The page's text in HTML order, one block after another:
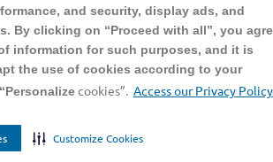
and security, display ads, and
By clicking on “Proceed with all”, you
information for such purposes, and it is
the use of cookies according to your
cookies”. Access our Privacy
Customize Cookies